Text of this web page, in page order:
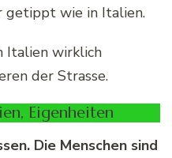
getippt wie in Italien.
Italien wirklich
der Strasse.
Eigenheiten
Die Menschen sind